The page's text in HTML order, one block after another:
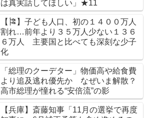
は真実話してほしい」★11
【🎏】子ども人口、初の１４００万人
割れ…前年より３５万人少ない１３６
６万人 主要国と比べても深刻な少子
化
「総理のクーデター」物価高や給食費
より追及逃れ優先か なぜいま解散？
高市総理が憧れる“安倍流”の影
【兵庫】斎藤知事「11月の選挙で再度